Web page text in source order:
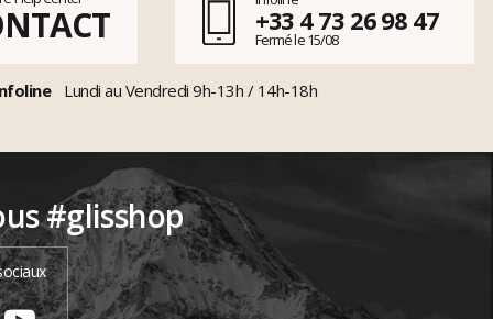
+33 4 73 26 98 47
Fermé le 15/08
Lundi au Vendredi 9h-13h / 14h-18h
#glisshop